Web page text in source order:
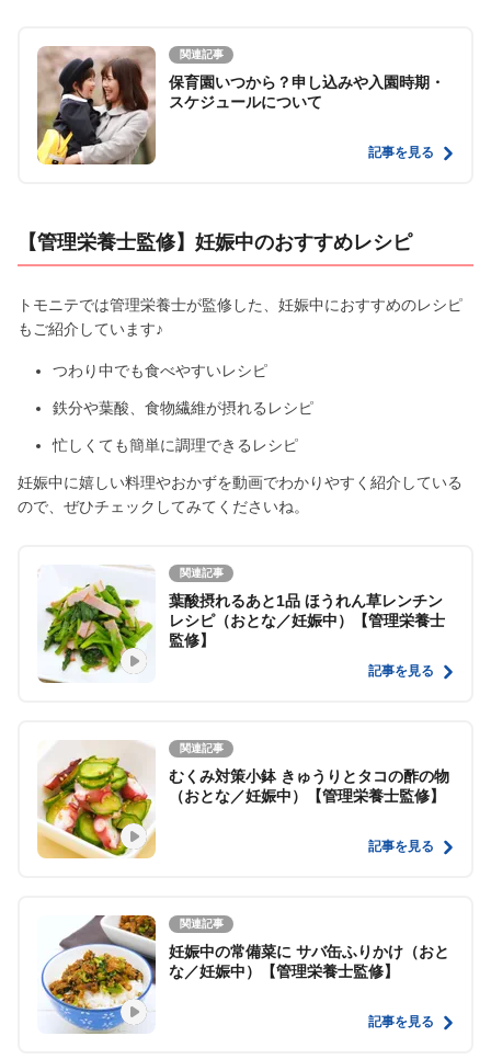
関連記事
保育園いつから？申し込みや入園時期・
スケジュールについて
記事を見る
【管理栄養士監修】妊娠中のおすすめレシピ
トモニテでは管理栄養士が監修した、妊娠中におすすめのレシピ
もご紹介しています♪
つわり中でも食べやすいレシピ
鉄分や葉酸、食物繊維が摂れるレシピ
忙しくても簡単に調理できるレシピ
妊娠中に嬉しい料理やおかずを動画でわかりやすく紹介している
ので、ぜひチェックしてみてくださいね。
関連記事
葉酸摂れるあと1品 ほうれん草レンチン
レシピ（おとな／妊娠中）【管理栄養士
監修】
記事を見る
関連記事
むくみ対策小鉢 きゅうりとタコの酢の物
（おとな／妊娠中）【管理栄養士監修】
記事を見る
関連記事
妊娠中の常備菜に サバ缶ふりかけ（おと
な／妊娠中）【管理栄養士監修】
記事を見る